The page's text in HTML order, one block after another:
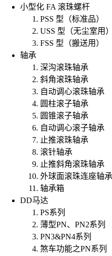
小型化 FA 滚珠螺杆
PSS 型（标准品）
USS 型（无尘室用）
FSS 型（搬送用）
轴承
深沟滚珠轴承
斜角滚珠轴承
自动调心滚珠轴承
圆柱滚子轴承
圆锥滚子轴承
自动调心滚子轴承
止推滚珠轴承
滚针轴承
止推斜角滚珠轴承
外球面滚珠连座轴承
轴承箱
DD马达
PS系列
薄型PN、PN2系列
PN3&PN4系列
煞车功能之PN系列